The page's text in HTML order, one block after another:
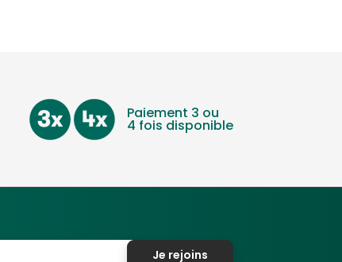
Paiement 3 ou
4 fois disponible
Je rejoins